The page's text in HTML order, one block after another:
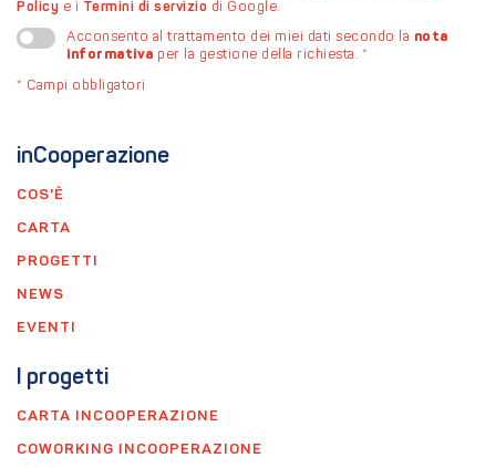
inCooperazione
COS'È
CARTA
PROGETTI
NEWS
EVENTI
I progetti
CARTA INCOOPERAZIONE
COWORKING INCOOPERAZIONE
Policy e i Termini di servizio di Google.
Acconsento al trattamento dei miei dati secondo la nota
informativa per la gestione della richiesta. *
* Campi obbligatori